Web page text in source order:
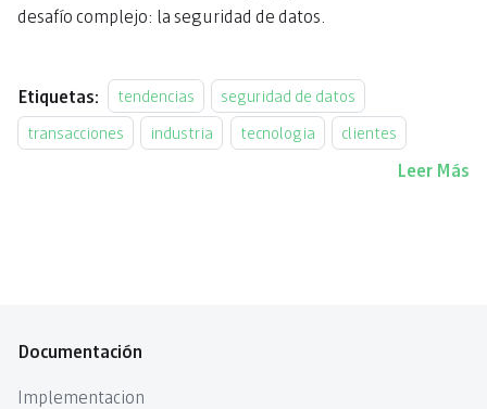
desafío complejo: la seguridad de datos.
Etiquetas: tendencias
seguridad de datos
transacciones
industria tecnologia clientes
Leer Más
Documentación
Implementacion